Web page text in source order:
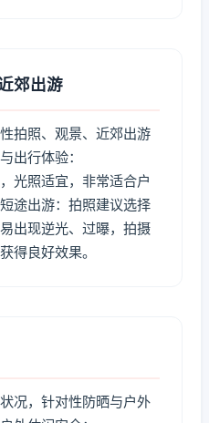
郊出游
拍照、观景、近郊出游
出行体验：
光照适宜，非常适合户
途出游：拍照建议选择
出现逆光、过曝，拍摄
得良好效果。
况，针对性防晒与户外